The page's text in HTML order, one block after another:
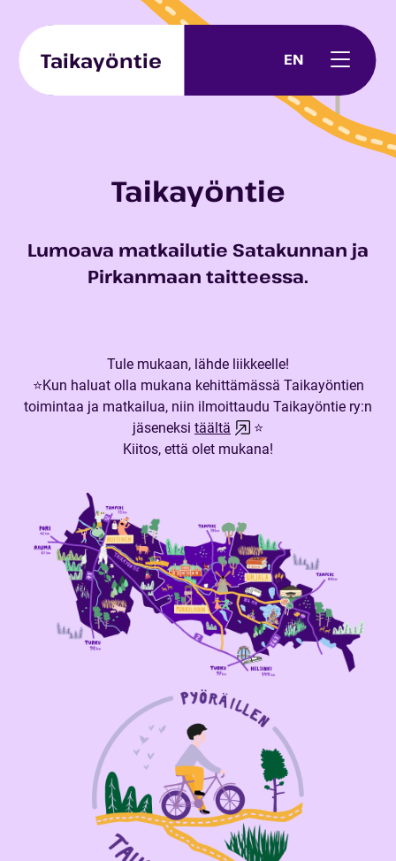
Taikayöntie EN
Taikayöntie
Lumoava matkailutie Satakunnan ja
Pirkanmaan taitteessa.
Tule mukaan, lähde liikkeelle!
⭐Kun haluat olla mukana kehittämässä Taikayöntien
toimintaa ja matkailua, niin ilmoittaudu Taikayöntie ry:n
jäseneksi täältä
⭐
Kiitos, että olet mukana!